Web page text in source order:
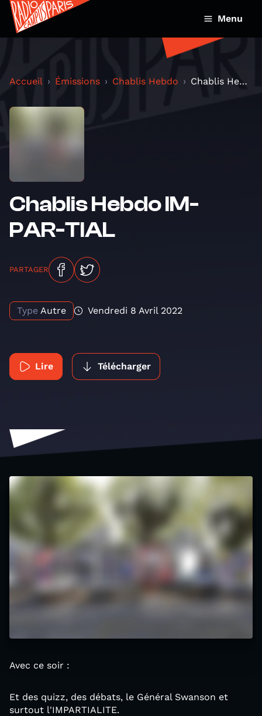
Menu
Accueil Émissions Chablis Hebdo Chablis Hebdo IM-PAR-TIAL
Chablis Hebdo IM-
PAR-TIAL
PARTAGER
Type Autre Vendredi 8 Avril 2022
Lire Télécharger
Avec ce soir :
Et des quizz, des débats, le Général Swanson et
surtout l'IMPARTIALITE.